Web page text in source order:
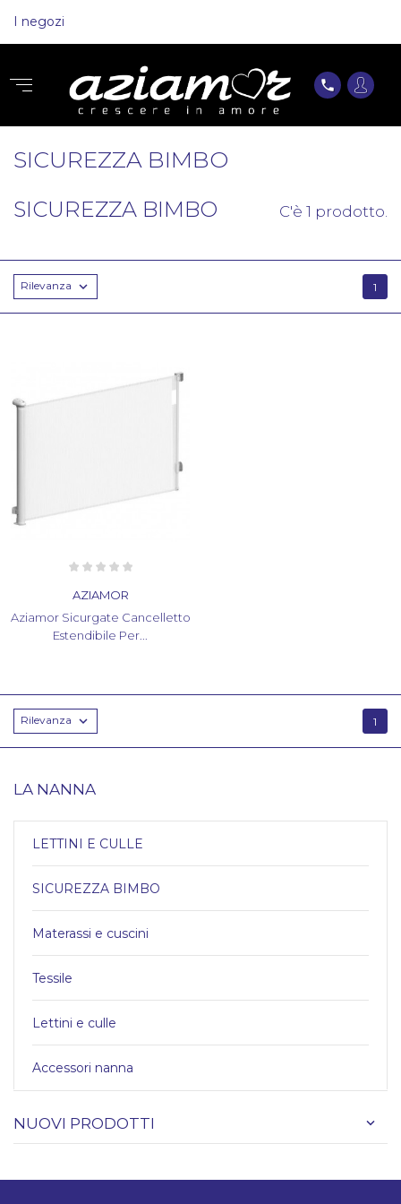
I negozi
phone
SICUREZZA BIMBO
LA NANNA
LETTINI E CULLE
SICUREZZA BIMBO
Materassi e cuscini
Tessile
Lettini e culle
Accessori nanna
NUOVI PRODOTTI
SICUREZZA BIMBO C'è 1 prodotto.
Rilevanza  1
AZIAMOR
Aziamor Sicurgate Cancelletto
Estendibile Per...
Rilevanza  1